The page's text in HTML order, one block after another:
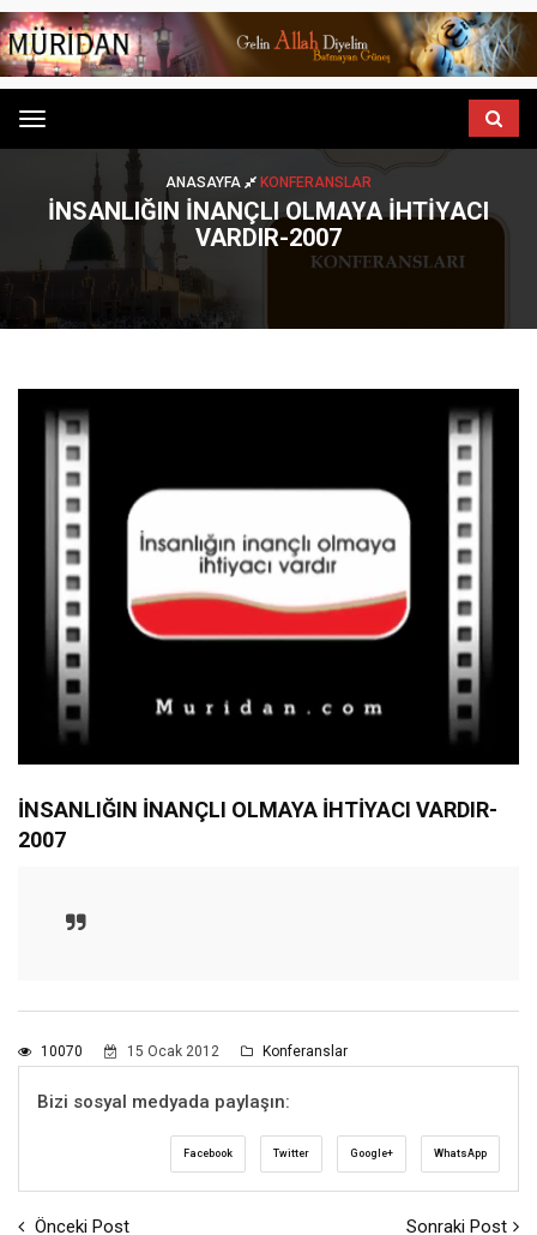
Menu
ANASAYFA KONFERANSLAR
İNSANLIĞIN İNANÇLI OLMAYA İHTİYACI
VARDIR-2007
İNSANLIĞIN İNANÇLI OLMAYA İHTİYACI VARDIR-
2007
10070 15 Ocak 2012 Konferanslar
Bizi sosyal medyada paylaşın:
Facebook Twitter Google+ WhatsApp
Önceki Post Sonraki Post